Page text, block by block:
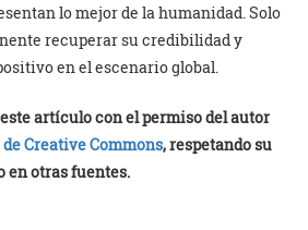
lo mejor de la humanidad. Solo
recuperar su credibilidad y
en el escenario global.
artículo con el permiso del autor
Creative Commons, respetando su
en otras fuentes.